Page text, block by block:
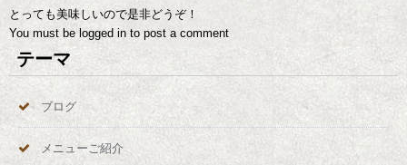
とっても美味しいので是非どうぞ！
You must be logged in to post a comment
テーマ
ブログ
メニューご紹介